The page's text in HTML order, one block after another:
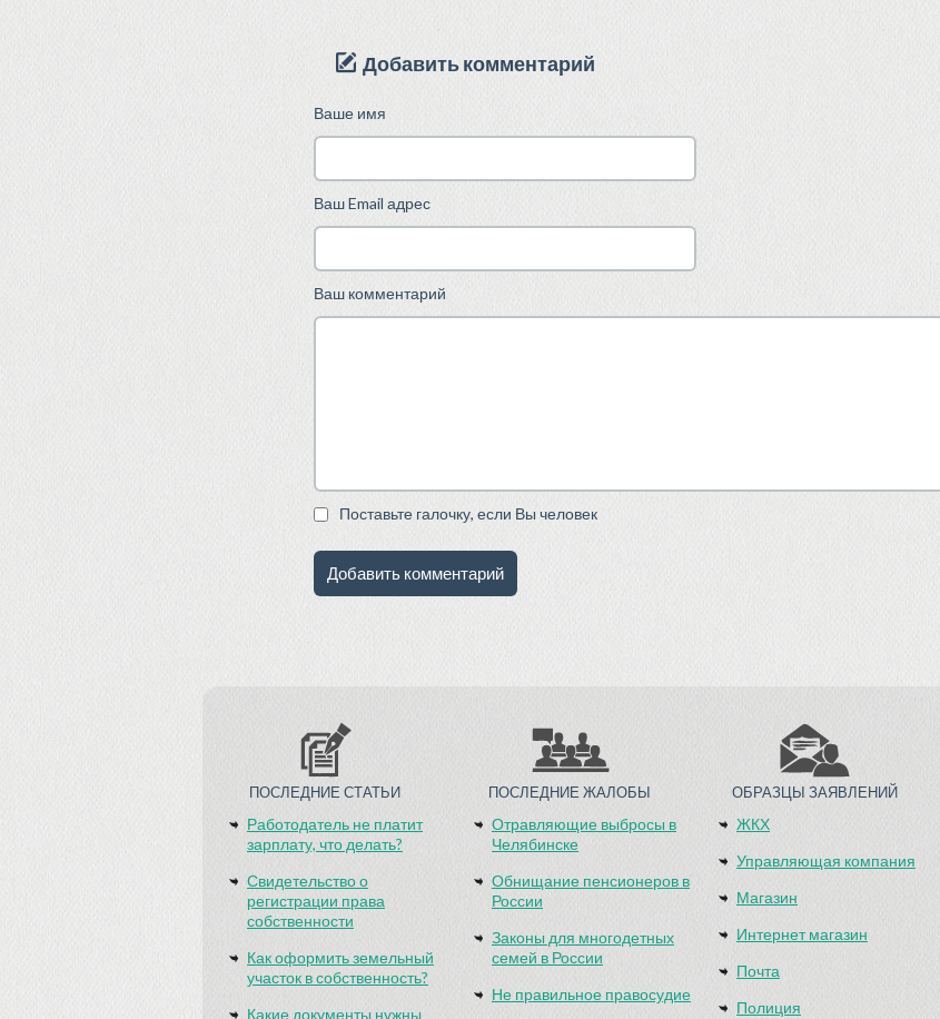
Добавить комментарий
Ваше имя
Ваш Email адрес
Ваш комментарий
Поставьте галочку, если Вы человек
ПОСЛЕДНИЕ СТАТЬИ
Работодатель не платит
зарплату, что делать?
Свидетельство о
регистрации права
собственности
Как оформить земельный
участок в собственность?
Какие документы нужны
ПОСЛЕДНИЕ ЖАЛОБЫ
Отравляющие выбросы в
Челябинске
Обнищание пенсионеров в
России
Законы для многодетных
семей в России
Не правильное правосудие
ОБРАЗЦЫ ЗАЯВЛЕНИЙ
ЖКХ
Управляющая компания
Магазин
Интернет магазин
Почта
Полиция